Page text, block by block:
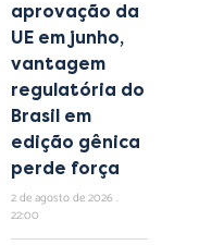
aprovação da
UE em junho,
vantagem
regulatória do
Brasil em
edição gênica
perde força
2 de agosto de 2026
22:00